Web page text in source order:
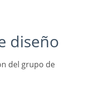
diseño